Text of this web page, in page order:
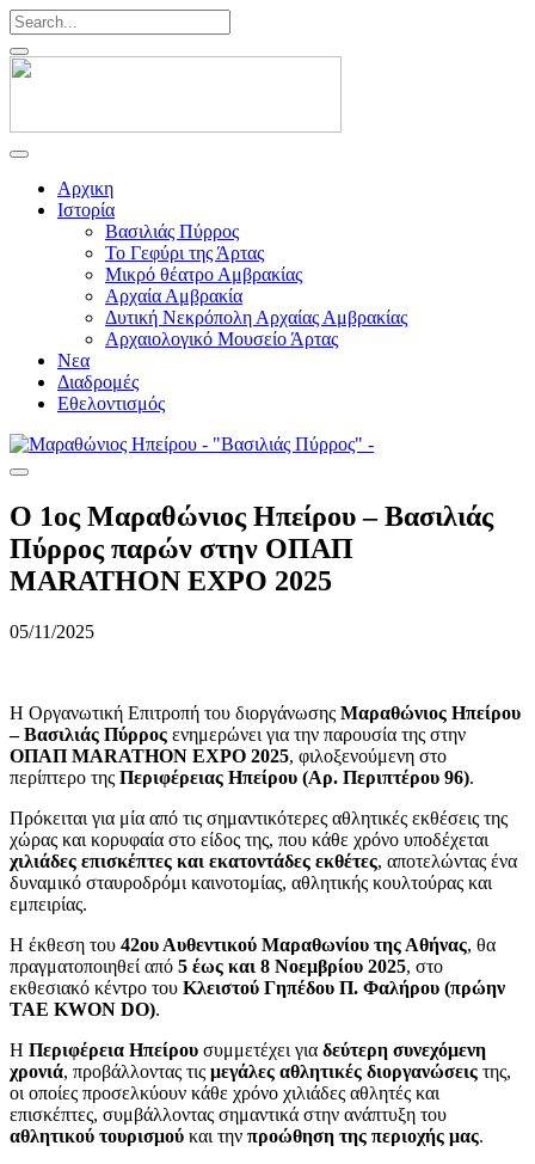
Αρχικη
Ιστορία
Βασιλιάς Πύρρος
Το Γεφύρι της Άρτας
Μικρό θέατρο Αμβρακίας
Αρχαία Αμβρακία
Δυτική Νεκρόπολη Αρχαίας Αμβρακίας
Αρχαιολογικό Μουσείο Άρτας
Νεα
Διαδρομές
Εθελοντισμός
Ο 1ος Μαραθώνιος Ηπείρου – Βασιλιάς
Πύρρος παρών στην ΟΠΑΠ
MARATHON EXPO 2025
05/11/2025
Η Οργανωτική Επιτροπή του διοργάνωσης Μαραθώνιος Ηπείρου
– Βασιλιάς Πύρρος ενημερώνει για την παρουσία της στην
ΟΠΑΠ MARATHON EXPO 2025, φιλοξενούμενη στο
περίπτερο της Περιφέρειας Ηπείρου (Αρ. Περιπτέρου 96).
Πρόκειται για μία από τις σημαντικότερες αθλητικές εκθέσεις της
χώρας και κορυφαία στο είδος της, που κάθε χρόνο υποδέχεται
χιλιάδες επισκέπτες και εκατοντάδες εκθέτες, αποτελώντας ένα
δυναμικό σταυροδρόμι καινοτομίας, αθλητικής κουλτούρας και
εμπειρίας.
Η έκθεση του 42ου Αυθεντικού Μαραθωνίου της Αθήνας, θα
πραγματοποιηθεί από 5 έως και 8 Νοεμβρίου 2025, στο
εκθεσιακό κέντρο του Κλειστού Γηπέδου Π. Φαλήρου (πρώην
TAE KWON DO).
Η Περιφέρεια Ηπείρου συμμετέχει για δεύτερη συνεχόμενη
χρονιά, προβάλλοντας τις μεγάλες αθλητικές διοργανώσεις της,
οι οποίες προσελκύουν κάθε χρόνο χιλιάδες αθλητές και
επισκέπτες, συμβάλλοντας σημαντικά στην ανάπτυξη του
αθλητικού τουρισμού και την προώθηση της περιοχής μας.